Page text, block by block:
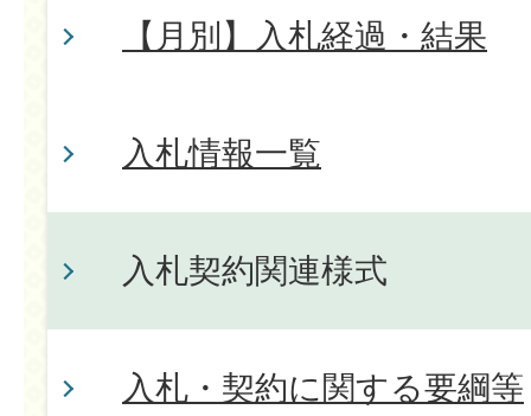
【月別】入札経過・結果
入札情報一覧
入札契約関連様式
入札・契約に関する要綱等